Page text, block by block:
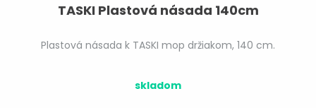
TASKI Plastová násada 140cm
Plastová násada k TASKI mop držiakom, 140 cm.
skladom